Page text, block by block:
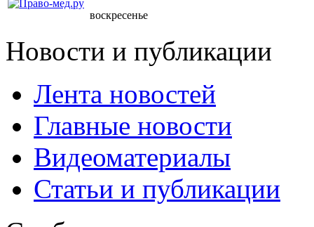
воскресенье
Новости и публикации
Лента новостей
Главные новости
Видеоматериалы
Статьи и публикации